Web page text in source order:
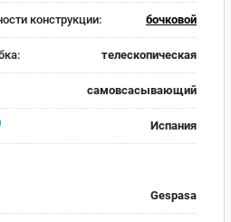
конструкции: бочковой
телескопическая
самовсасывающий
Испания
Gespasa